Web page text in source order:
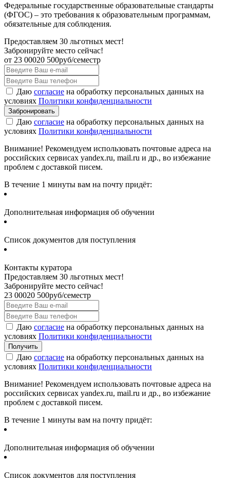
Федеральные государственные образовательные стандарты
(ФГОС) – это требования к образовательным программам,
обязательные для соблюдения.
Предоставляем 30 льготных мест!
Забронируйте место сейчас!
от 23 00020 500руб/семестр
Даю согласие на обработку персональных данных на
условиях Политики конфиденциальности
Даю согласие на обработку персональных данных на
условиях Политики конфиденциальности
Внимание! Рекомендуем использовать почтовые адреса на
российских сервисах yandex.ru, mail.ru и др., во избежание
проблем с доставкой писем.
В течение 1 минуты вам на почту придёт:
Дополнительная информация об обучении
Список документов для поступления
Контакты куратора
Предоставляем 30 льготных мест!
Забронируйте место сейчас!
23 00020 500руб/семестр
Даю согласие на обработку персональных данных на
условиях Политики конфиденциальности
Даю согласие на обработку персональных данных на
условиях Политики конфиденциальности
Внимание! Рекомендуем использовать почтовые адреса на
российских сервисах yandex.ru, mail.ru и др., во избежание
проблем с доставкой писем.
В течение 1 минуты вам на почту придёт:
Дополнительная информация об обучении
Список документов для поступления